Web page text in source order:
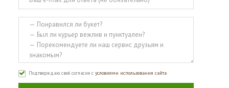
Подтверждаю своё согласие с условиями использования сайта